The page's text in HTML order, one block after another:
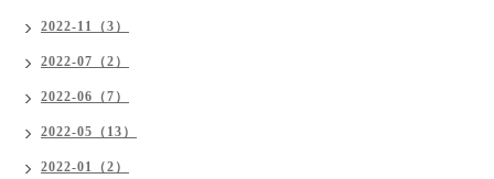
2022-11（3）
2022-07（2）
2022-06（7）
2022-05（13）
2022-01（2）